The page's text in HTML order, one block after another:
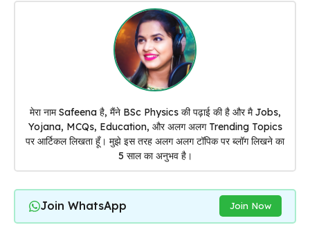
मेरा नाम Safeena है, मैंने BSc Physics की पढ़ाई की है और मै Jobs,
Yojana, MCQs, Education, और अलग अलग Trending Topics
पर आर्टिकल लिखता हूँ। मुझे इस तरह अलग अलग टॉपिक पर ब्लॉग लिखने का
5 साल का अनुभव है।
Join WhatsApp Join Now